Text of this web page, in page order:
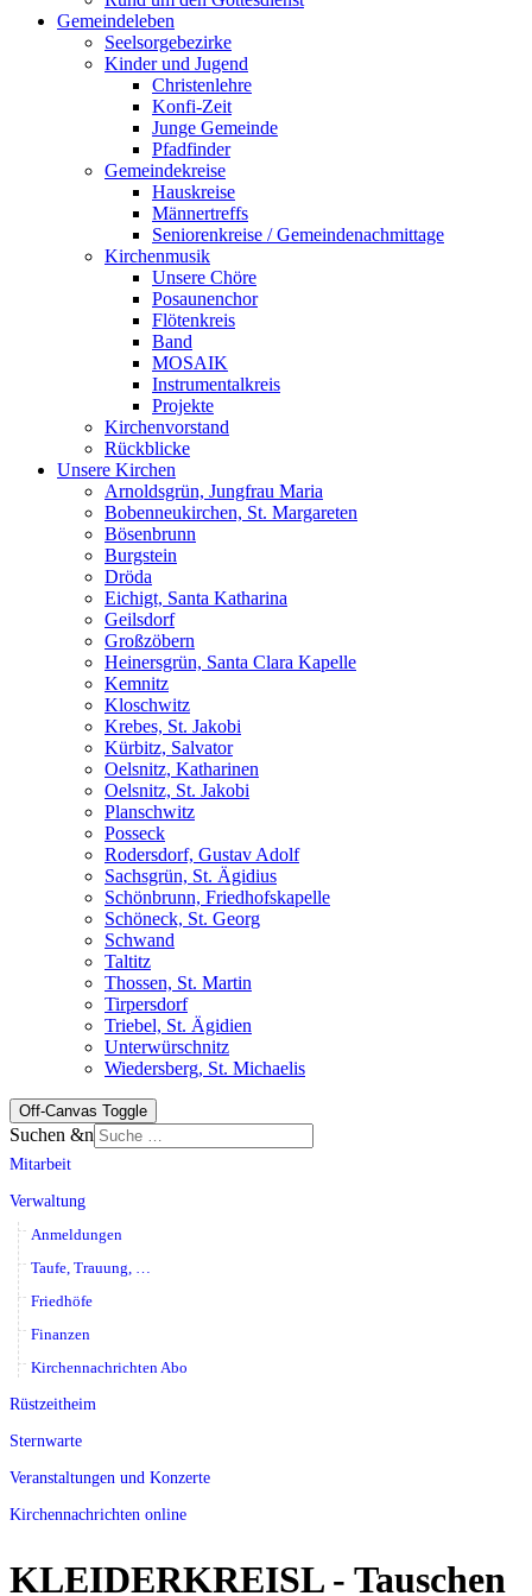
Gemeindeleben
Seelsorgebezirke
Kinder und Jugend
Christenlehre
Konfi-Zeit
Junge Gemeinde
Pfadfinder
Gemeindekreise
Hauskreise
Männertreffs
Seniorenkreise / Gemeindenachmittage
Kirchenmusik
Unsere Chöre
Posaunenchor
Flötenkreis
Band
MOSAIK
Instrumentalkreis
Projekte
Kirchenvorstand
Rückblicke
Unsere Kirchen
Arnoldsgrün, Jungfrau Maria
Bobenneukirchen, St. Margareten
Bösenbrunn
Burgstein
Dröda
Eichigt, Santa Katharina
Geilsdorf
Großzöbern
Heinersgrün, Santa Clara Kapelle
Kemnitz
Kloschwitz
Krebes, St. Jakobi
Kürbitz, Salvator
Oelsnitz, Katharinen
Oelsnitz, St. Jakobi
Planschwitz
Posseck
Rodersdorf, Gustav Adolf
Sachsgrün, St. Ägidius
Schönbrunn, Friedhofskapelle
Schöneck, St. Georg
Schwand
Taltitz
Thossen, St. Martin
Tirpersdorf
Triebel, St. Ägidien
Unterwürschnitz
Wiedersberg, St. Michaelis
Off-Canvas Toggle
Suchen &n
Mitarbeit
Verwaltung
Anmeldungen
Taufe, Trauung, …
Friedhöfe
Finanzen
Kirchennachrichten Abo
Rüstzeitheim
Sternwarte
Veranstaltungen und Konzerte
Kirchennachrichten online
KLEIDERKREISL - Tauschen